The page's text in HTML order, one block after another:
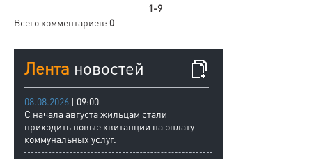
1-9
Всего комментариев: 0
Лента новостей
08.08.2026 | 09:00
С начала августа жильцам стали
приходить новые квитанции на оплату
коммунальных услуг.